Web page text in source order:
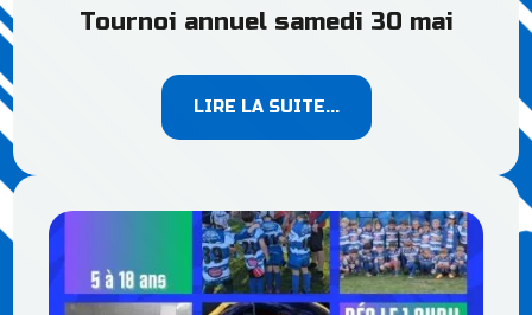
Tournoi annuel samedi 30 mai
LIRE LA SUITE...